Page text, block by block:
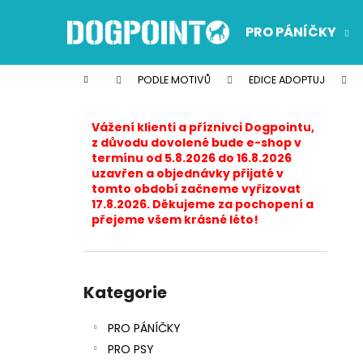
PRO PÁNÍČKY
Domů PODLE MOTIVŮ EDICE ADOPTUJ
Vážení klienti a příznivci Dogpointu,
z důvodu dovolené bude e-shop v
termínu od 5.8.2026 do 16.8.2026
uzavřen a objednávky přijaté v
tomto období začneme vyřizovat
17.8.2026. Děkujeme za pochopení a
přejeme všem krásné léto!
kategorie
Kategorie
PRO PÁNÍČKY
PRO PSY
í
Zpět
do
Zpět
do